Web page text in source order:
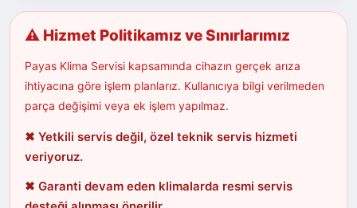
⚠ Hizmet Politikamız ve Sınırlarımız
Payas Klima Servisi kapsamında cihazın gerçek arıza
ihtiyacına göre işlem planlarız. Kullanıcıya bilgi verilmeden
parça değişimi veya ek işlem yapılmaz.
✖ Yetkili servis değil, özel teknik servis hizmeti
veriyoruz.
✖ Garanti devam eden klimalarda resmi servis